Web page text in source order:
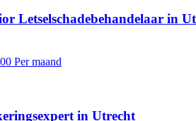
Letselschadebehandelaar in
Per maand
in Utrecht